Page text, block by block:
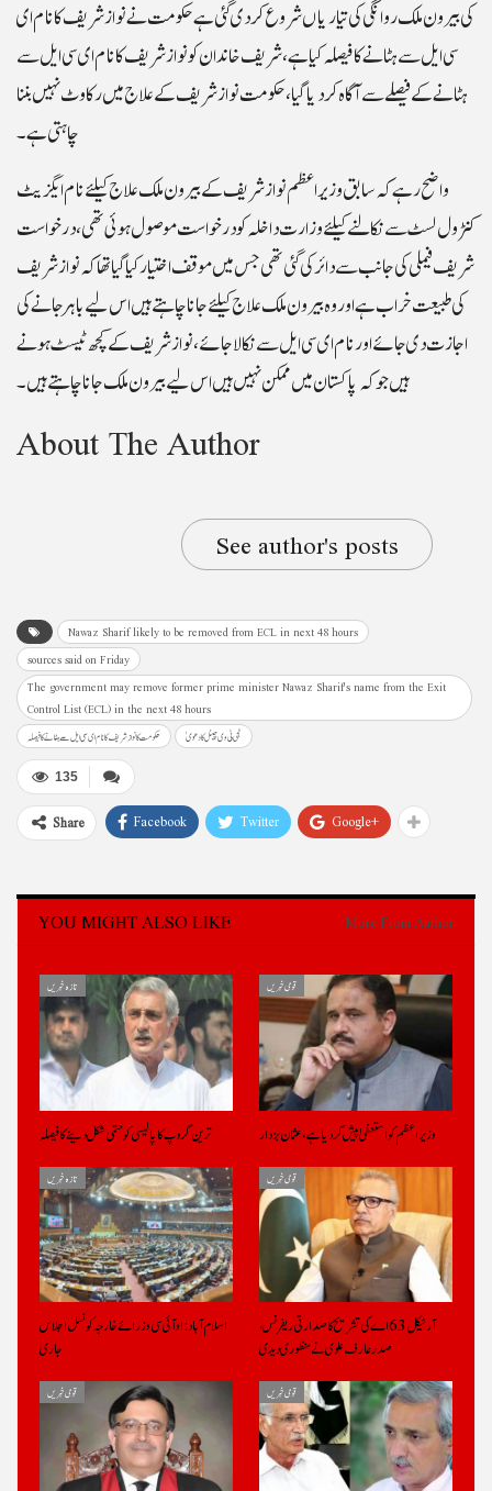
کی بیرون ملک روانگی کی تیاریاں شروع کر دی گئی ہے حکومت نے نوازشریف کانام ای
سی ایل سے ہٹانے کا فیصلہ کیا ہے، شریف خاندان کونوازشریف کانام ای سی ایل سے
ہٹانے کے فیصلے سے آگاہ کردیا گیا،حکومت نواز شریف کے علاج میں رکاوٹ نہیں بننا
چاہتی ہے۔
واضح رہے کہ سابق وزیراعظم نوازشریف کے بیرون ملک علاج کیلئے نام ایگزیٹ
کنٹرول لسٹ سے نکالنے کیلئے وزارت داخلہ کو درخواست موصول ہوئی تھی، درخواست
شریف فیملی کی جانب سے دائر کی گئی تھی جس میں موقف اختیار کیا گیاتھا کہ نوازشریف
کی طبیعت خراب ہے اور وہ بیرون ملک علاج کیلئے جانا چاہتے ہیں اس لیے باہر جانے کی
اجازت دی جائے اور نام ای سی ایل سے نکالا جائے، نوازشریف کے کچھ ٹیسٹ ہونے
ہیں جو کہ پاکستان میں ممکن نہیں ہیں اس لیے بیرون ملک جانا چاہتے ہیں۔
About The Author
See author's posts
Nawaz Sharif likely to be removed from ECL in next 48 hours
sources said on Friday
The government may remove former prime minister Nawaz Sharif's name from the Exit
Control List (ECL) in the next 48 hours
حکومت کانوازشریف کانام ای سی ایل سے ہٹانے کا فیصلہ
نجی ٹی وی چینل کا دعویٰ
135
Share Facebook Twitter Google+
YOU MIGHT ALSO LIKE More From Author
تازہ خبریں
ترین گروپ کا پالیسی کو حتمی شکل دینے کا فیصلہ
قومی خبریں
وزیراعظم کو استعفیٰ پیش کر دیا ہے، عثمان بزدار
تازہ خبریں
اسلام آباد: او آئی سی وزرائے خارجہ کونسل اجلاس
جاری
قومی خبریں
آرٹیکل 63 اے کی تشریح کا صدارتی ریفرنس،
صدرعارف علوی نے منظوری دیدی
قومی خبریں قومی خبریں